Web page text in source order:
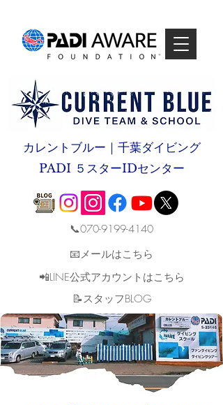
カレントブルー｜千葉ダイビング
PADI ５スターIDセンター
📞070-9199-4140
📧メールはこちら
📲LINE公式アカウントはこちら
​📝スタッフBLOG